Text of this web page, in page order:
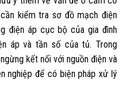
kiểm tra sơ đồ mạch điện
điện áp cục bộ của gia đình
áp và tần số của tủ. Trong
kết nối với nguồn điện và
nghiệp để có biện pháp xử lý